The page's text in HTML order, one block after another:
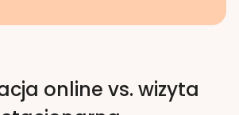
online vs. wizyta